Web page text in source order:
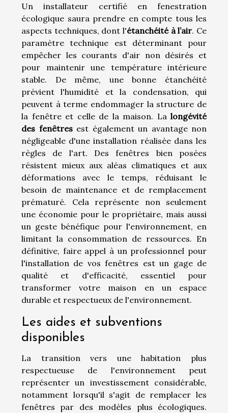
Un installateur certifié en fenestration
écologique saura prendre en compte tous les
aspects techniques, dont l'étanchéité à l’air. Ce
paramètre technique est déterminant pour
empêcher les courants d'air non désirés et
pour maintenir une température intérieure
stable. De même, une bonne étanchéité
prévient l'humidité et la condensation, qui
peuvent à terme endommager la structure de
la fenêtre et celle de la maison. La longévité
des fenêtresest également un avantage non
négligeable d'une installation réalisée dans les
règles de l'art. Des fenêtres bien posées
résistent mieux aux aléas climatiques et aux
déformations avec le temps, réduisant le
besoin de maintenance et de remplacement
prématuré. Cela représente non seulement
une économie pour le propriétaire, mais aussi
un geste bénéfique pour l'environnement, en
limitant la consommation de ressources. En
définitive, faire appel à un professionnel pour
l'installation de vos fenêtres est un gage de
qualité et d'efficacité, essentiel pour
transformer votre maison en un espace
durable et respectueux de l'environnement.
Les aides et subventions
disponibles
La transition vers une habitation plus
respectueuse de l'environnement peut
représenter un investissement considérable,
notamment lorsqu'il s'agit de remplacer les
fenêtres par des modèles plus écologiques.